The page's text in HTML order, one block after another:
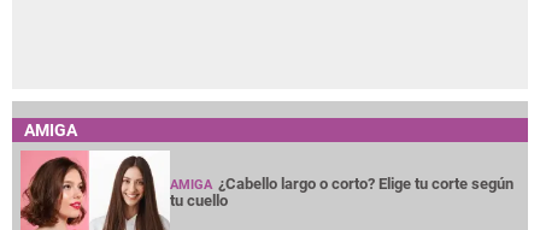
AMIGA
AMIGA ¿Cabello largo o corto? Elige tu corte según
tu cuello